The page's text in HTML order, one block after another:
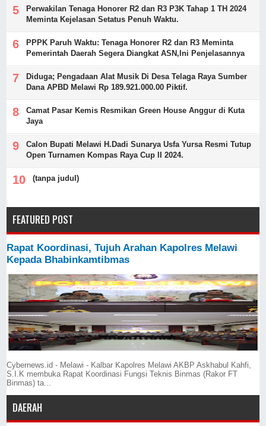
Perwakilan Tenaga Honorer R2 dan R3 P3K Tahap 1 TH 2024
Meminta Kejelasan Setatus Penuh Waktu.
PPPK Paruh Waktu: Tenaga Honorer R2 dan R3 Meminta
Pemerintah Daerah Segera Diangkat ASN,Ini Penjelasannya
Diduga; Pengadaan Alat Musik Di Desa Telaga Raya Sumber
Dana APBD Melawi Rp 189.921.000.00 Piktif.
Camat Pasar Kemis Resmikan Green House Anggur di Kuta
Jaya
Calon Bupati Melawi H.Dadi Sunarya Usfa Yursa Resmi Tutup
Open Turnamen Kompas Raya Cup II 2024.
(tanpa judul)
FEATURED POST
Rapat Koordinasi, Tujuh Arahan Kapolres Melawi
Kepada Bhabinkamtibmas
Cybernews.id - Melawi - Kalbar Kapolres Melawi AKBP Askhabul Kahfi,
S.I.K membuka Rapat Koordinasi Fungsi Teknis Binmas (Rakor FT
Binmas) ta...
DAERAH